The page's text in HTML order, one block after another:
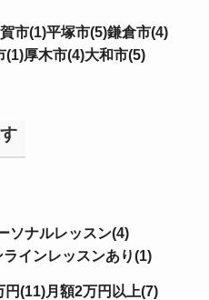
市(1)平塚市(5)鎌倉市(4)
(1)厚木市(4)大和市(5)
ソナルレッスン(4)
ラインレッスンあり(1)
円(11)月額2万円以上(7)